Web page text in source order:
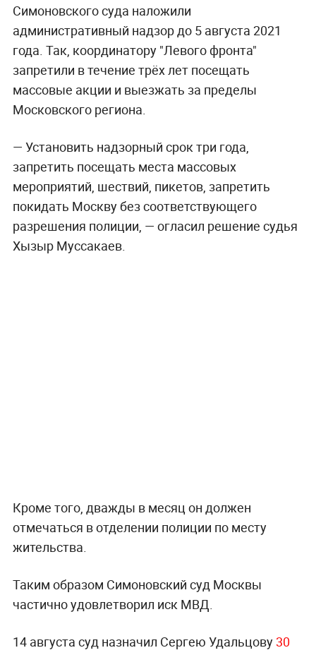
Симоновского суда наложили
административный надзор до 5 августа 2021
года. Так, координатору "Левого фронта"
запретили в течение трёх лет посещать
массовые акции и выезжать за пределы
Московского региона.
— Установить надзорный срок три года,
запретить посещать места массовых
мероприятий, шествий, пикетов, запретить
покидать Москву без соответствующего
разрешения полиции, — огласил решение судья
Хызыр Муссакаев.
Кроме того, дважды в месяц он должен
отмечаться в отделении полиции по месту
жительства.
Таким образом Симоновский суд Москвы
частично удовлетворил иск МВД.
14 августа суд назначил Сергею Удальцову30